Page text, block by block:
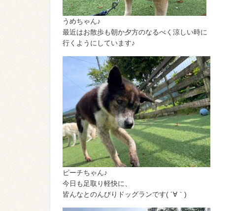
うめちゃん♪
最近はお散歩も朝か夕方のなるべく涼しい時に
行くようにしています♪
ピーチちゃん♪
今日も足取り軽快に、
皆んなとのんびりドッグランです( ´∀｀)